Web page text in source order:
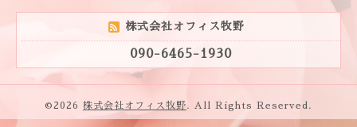
株式会社オフィス牧野
090-6465-1930
©2026 株式会社オフィス牧野. All Rights Reserved.